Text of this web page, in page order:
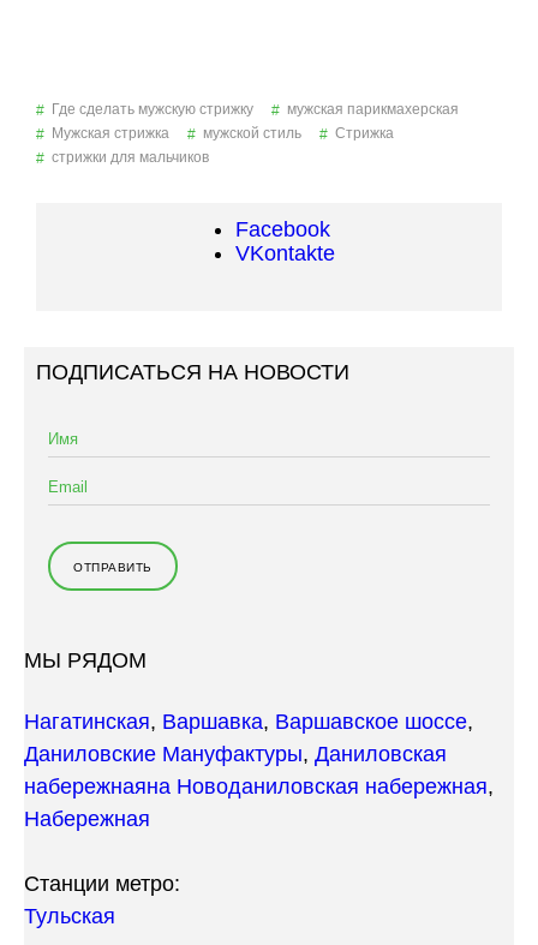
Где сделать мужскую стрижку
мужская парикмахерская
Мужская стрижка
мужской стиль
Стрижка
стрижки для мальчиков
Facebook
VKontakte
ПОДПИСАТЬСЯ НА НОВОСТИ
МЫ РЯДОМ
Нагатинская, Варшавка, Варшавское шоссе,
Даниловские Мануфактуры, Даниловская
набережнаяна Новоданиловская набережная,
Набережная
Станции метро:
Тульская